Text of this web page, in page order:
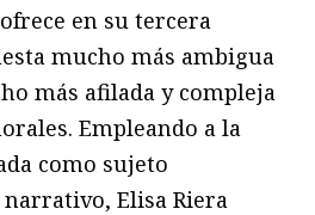
en su tercera
mucho más ambigua
más afilada y compleja
Empleando a la
como sujeto
Elisa Riera